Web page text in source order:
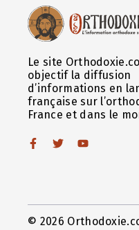
Le site
objectif la diffusion
d’informations en
française sur
France et dans le
© 2026